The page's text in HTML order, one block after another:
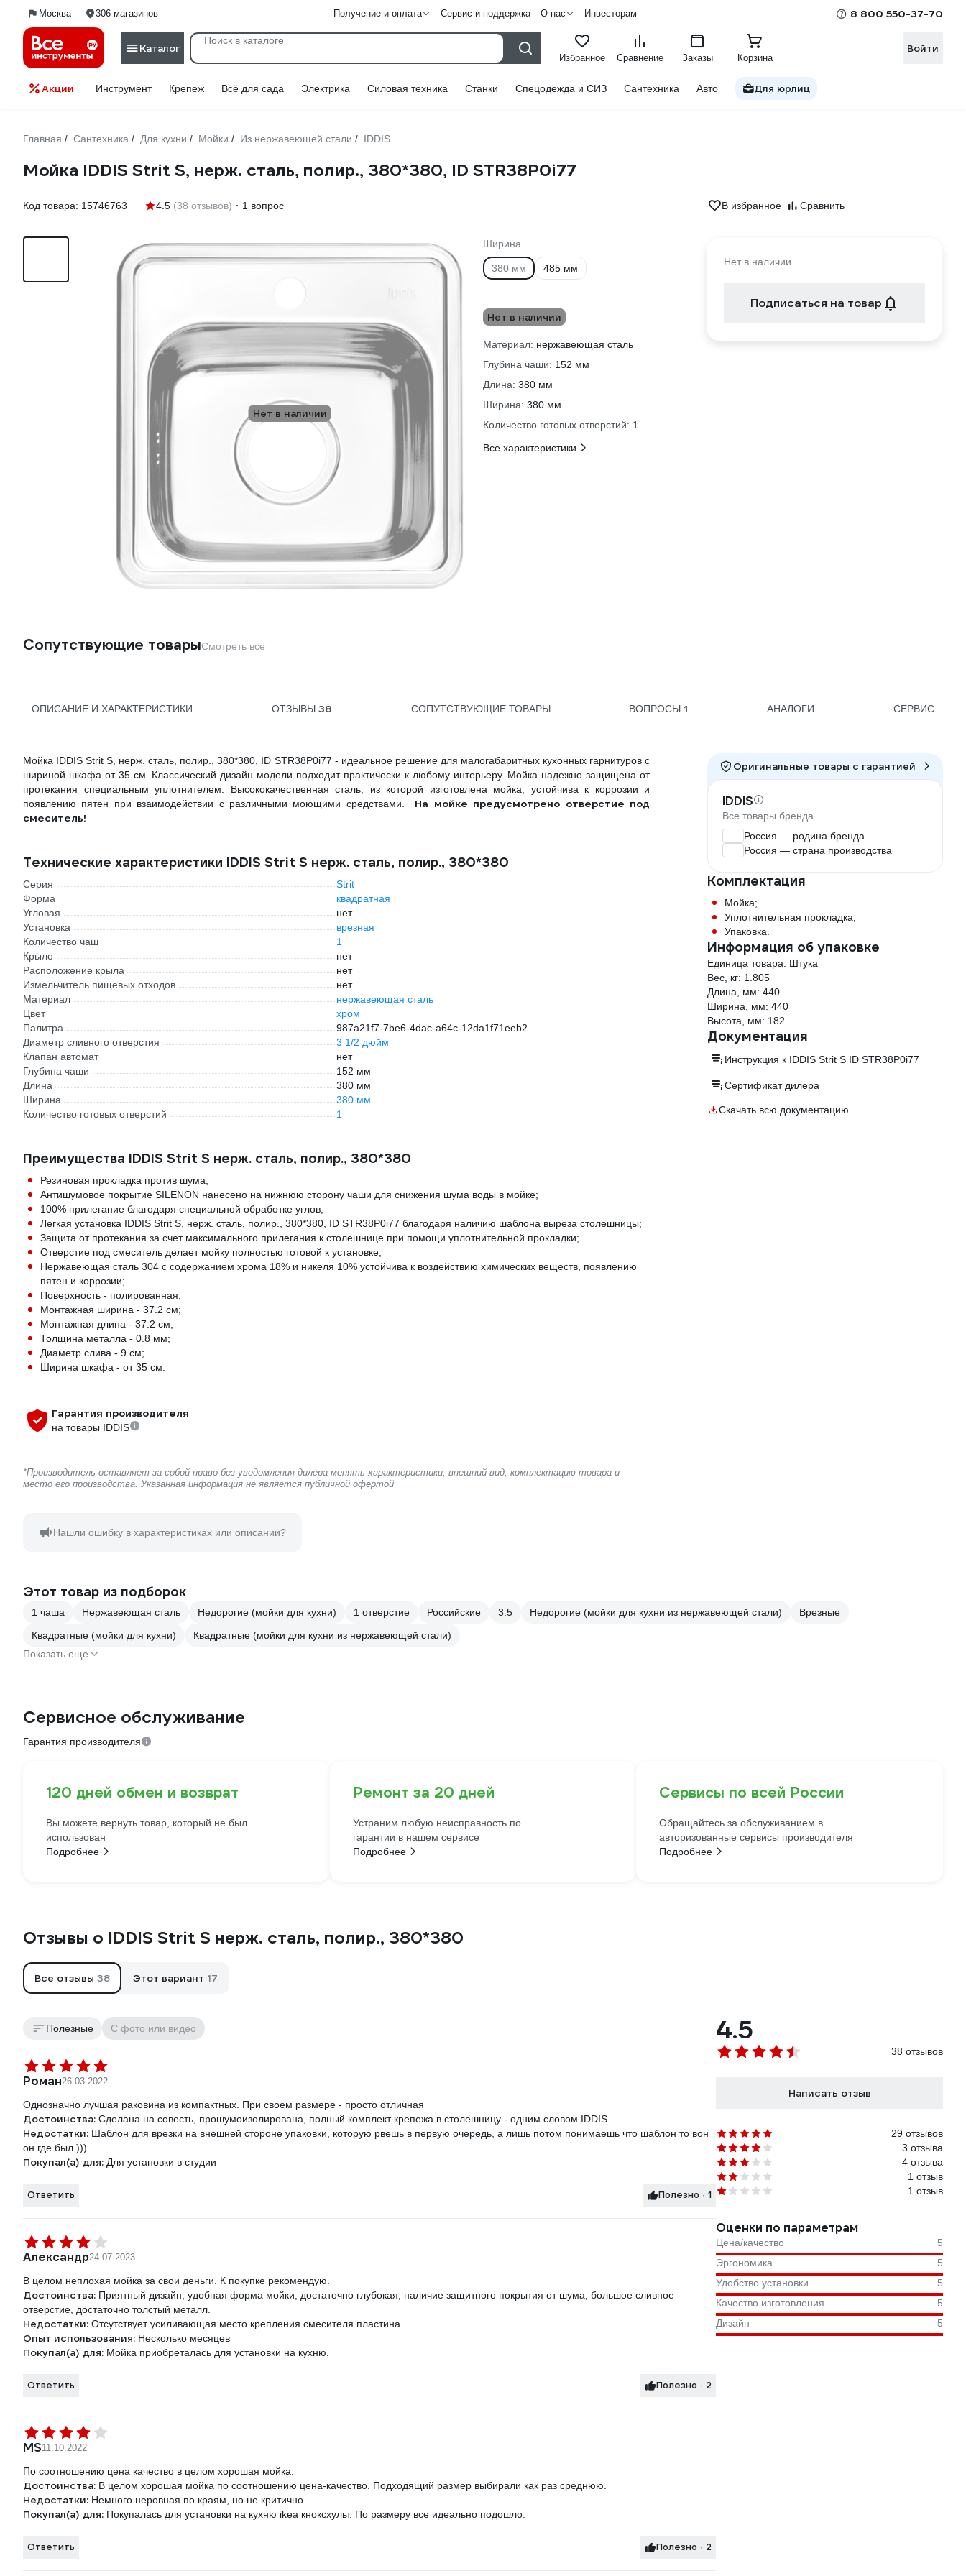
Москва 306 магазинов Получение и оплата Сервис и поддержка О нас Инвесторам 8 800 550-37-70
Каталог
Избранное Сравнение Заказы Корзина
Войти
Акции Инструмент Крепеж Всё для сада Электрика Силовая техника Станки Спецодежда и СИЗ Сантехника Авто Для юрлиц
Главная / Сантехника / Для кухни / Мойки / Из нержавеющей стали / IDDIS
Мойка IDDIS Strit S, нерж. сталь, полир., 380*380, ID STR38P0i77
Код товара: 15746763 4.5 (38 отзывов) 1 вопрос В избранное Сравнить
Нет в наличии
Ширина
380 мм 485 мм
Нет в наличии
Материал: нержавеющая сталь
Глубина чаши: 152 мм
Длина: 380 мм
Ширина: 380 мм
Количество готовых отверстий: 1
Все характеристики
Нет в наличии
Подписаться на товар
Сопутствующие товарыСмотреть все
ОПИСАНИЕ И ХАРАКТЕРИСТИКИ ОТЗЫВЫ 38 СОПУТСТВУЮЩИЕ ТОВАРЫ ВОПРОСЫ 1 АНАЛОГИ СЕРВИС
Мойка IDDIS Strit S, нерж. сталь, полир., 380*380, ID STR38P0i77 - идеальное решение для малогабаритных кухонных гарнитуров с
шириной шкафа от 35 см. Классический дизайн модели подходит практически к любому интерьеру. Мойка надежно защищена от
протекания специальным уплотнителем. Высококачественная сталь, из которой изготовлена мойка, устойчива к коррозии и
появлению пятен при взаимодействии с различными моющими средствами.
На мойке предусмотрено отверстие под
смеситель!
Технические характеристики IDDIS Strit S нерж. сталь, полир., 380*380
Серия
Strit
Форма
квадратная
Угловая
нет
Установка
врезная
Количество чаш
1
Крыло
нет
Расположение крыла
нет
Измельчитель пищевых отходов
нет
Материал
нержавеющая сталь
Цвет
хром
Палитра
987a21f7-7be6-4dac-a64c-12da1f71eeb2
Диаметр сливного отверстия
3 1/2 дюйм
Клапан автомат
нет
Глубина чаши
152 мм
Длина
380 мм
Ширина
380 мм
Количество готовых отверстий
1
Преимущества IDDIS Strit S нерж. сталь, полир., 380*380
Резиновая прокладка против шума;
Антишумовое покрытие SILENON нанесено на нижнюю сторону чаши для снижения шума воды в мойке;
100% прилегание благодаря специальной обработке углов;
Легкая установка IDDIS Strit S, нерж. сталь, полир., 380*380, ID STR38P0i77 благодаря наличию шаблона выреза столешницы;
Защита от протекания за счет максимального прилегания к столешнице при помощи уплотнительной прокладки;
Отверстие под смеситель делает мойку полностью готовой к установке;
Нержавеющая сталь 304 с содержанием хрома 18% и никеля 10% устойчива к воздействию химических веществ, появлению
пятен и коррозии;
Поверхность - полированная;
Монтажная ширина - 37.2 см;
Монтажная длина - 37.2 см;
Толщина металла - 0.8 мм;
Диаметр слива - 9 см;
Ширина шкафа - от 35 см.
Гарантия производителя
на товары IDDIS
*Производитель оставляет за собой право без уведомления дилера менять характеристики, внешний вид, комплектацию товара и
место его производства. Указанная информация не является публичной офертой
Нашли ошибку в характеристиках или описании?
Оригинальные товары c гарантией
IDDIS
Все товары бренда
Россия — родина бренда
Россия — страна производства
Комплектация
Мойка;
Уплотнительная прокладка;
Упаковка.
Информация об упаковке
Единица товара: Штука
Вес, кг: 1.805
Длина, мм: 440
Ширина, мм: 440
Высота, мм: 182
Документация
Инструкция к IDDIS Strit S ID STR38P0i77
Сертификат дилера
Скачать всю документацию
Этот товар из подборок
1 чаша Нержавеющая сталь Недорогие (мойки для кухни) 1 отверстие Российские 3.5 Недорогие (мойки для кухни из нержавеющей стали)
Врезные
Квадратные (мойки для кухни)
Квадратные (мойки для кухни из нержавеющей стали)
Показать еще
Сервисное обслуживание
Гарантия производителя
120 дней обмен и возврат
Вы можете вернуть товар, который не был
использован
Подробнее
Ремонт за 20 дней
Устраним любую неисправность по
гарантии в нашем сервисе
Подробнее
Сервисы по всей России
Обращайтесь за обслуживанием в
авторизованные сервисы производителя
Подробнее
Отзывы о IDDIS Strit S нерж. сталь, полир., 380*380
Все отзывы 38 Этот вариант 17
4.5
38 отзывов
Написать отзыв
29 отзывов
3 отзыва
4 отзыва
1 отзыв
1 отзыв
Оценки по параметрам
Цена/качество
5
Эргономика
5
Удобство установки
5
Качество изготовления
5
Дизайн
5
Полезные С фото или видео
Роман26.03.2022
Однозначно лучшая раковина из компактных. При своем размере - просто отличная
Достоинства: Сделана на совесть, прошумоизолирована, полный комплект крепежа в столешницу - одним словом IDDIS
Недостатки: Шаблон для врезки на внешней стороне упаковки, которую рвешь в первую очередь, а лишь потом понимаешь что шаблон то вон
он где был )))
Покупал(а) для: Для установки в студии
Ответить Полезно · 1
Александр24.07.2023
В целом неплохая мойка за свои деньги. К покупке рекомендую.
Достоинства: Приятный дизайн, удобная форма мойки, достаточно глубокая, наличие защитного покрытия от шума, большое сливное
отверстие, достаточно толстый металл.
Недостатки: Отсутствует усиливающая место крепления смесителя пластина.
Опыт использования: Несколько месяцев
Покупал(а) для: Мойка приобреталась для установки на кухню.
Ответить Полезно · 2
MS11.10.2022
По соотношению цена качество в целом хорошая мойка.
Достоинства: В целом хорошая мойка по соотношению цена-качество. Подходящий размер выбирали как раз среднюю.
Недостатки: Немного неровная по краям, но не критично.
Покупал(а) для: Покупалась для установки на кухню ikea кноксхульт. По размеру все идеально подошло.
Ответить Полезно · 2